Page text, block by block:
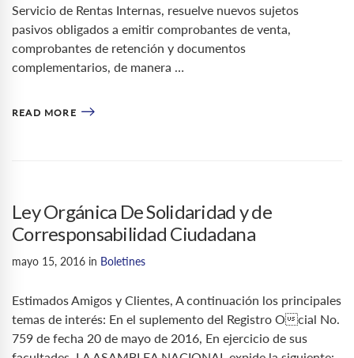
Servicio de Rentas Internas, resuelve nuevos sujetos
pasivos obligados a emitir comprobantes de venta,
comprobantes de retención y documentos
complementarios, de manera …
READ MORE
Ley Orgánica De Solidaridad y de
Corresponsabilidad Ciudadana
mayo 15, 2016 in Boletines
Estimados Amigos y Clientes, A continuación los principales
temas de interés: En el suplemento del Registro Ocial No.
759 de fecha 20 de mayo de 2016, En ejercicio de sus